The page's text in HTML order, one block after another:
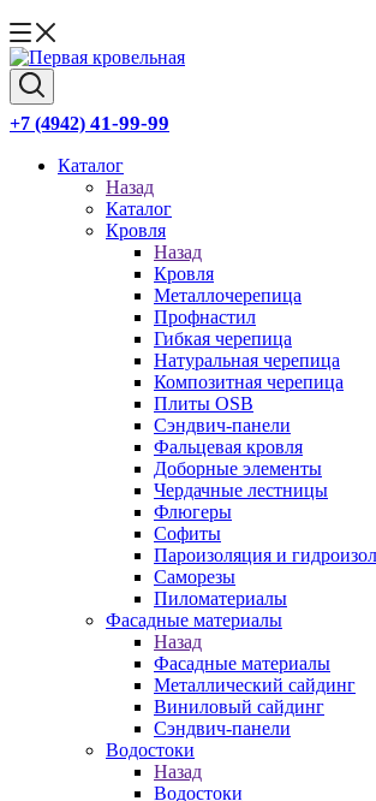
+7 (4942) 41-99-99
Каталог
Назад
Каталог
Кровля
Назад
Кровля
Металлочерепица
Профнастил
Гибкая черепица
Натуральная черепица
Композитная черепица
Плиты OSB
Сэндвич-панели
Фальцевая кровля
Доборные элементы
Чердачные лестницы
Флюгеры
Софиты
Пароизоляция и
Саморезы
Пиломатериалы
Фасадные материалы
Назад
Фасадные материалы
Металлический сайдинг
Виниловый сайдинг
Сэндвич-панели
Водостоки
Назад
Водостоки